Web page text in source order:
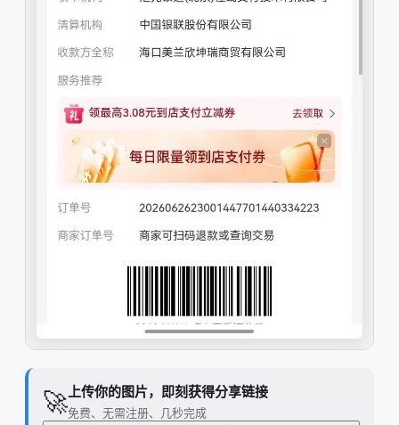
🚀上传你的图片，即刻获得分享链接
免费、无需注册、几秒完成